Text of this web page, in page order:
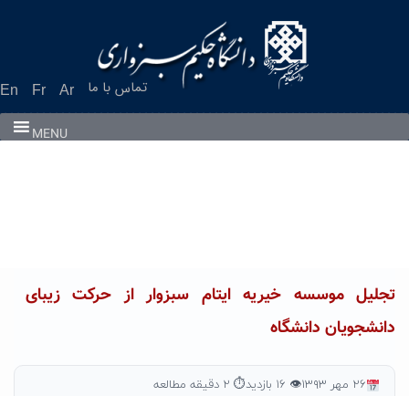
En Fr Ar تماس با ما
MENU
تجلیل موسسه خیریه ایتام سبزوار از حرکت زیبای
دانشجویان دانشگاه
۲۶ مهر ۱۳۹۳ 👁 ۱۶ بازدید ⏱ ۲ دقیقه مطالعه